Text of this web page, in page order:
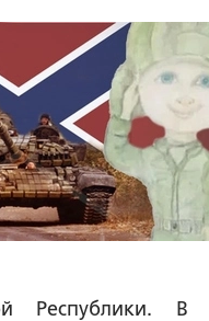
Республики. В